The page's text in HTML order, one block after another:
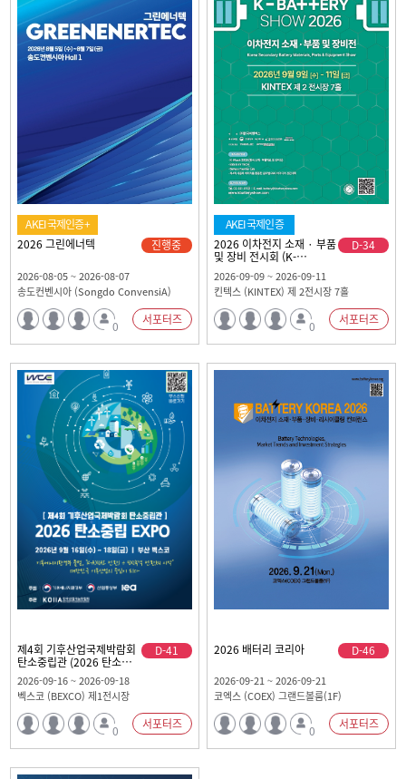
AKEI국제인증+
2026 그린에너텍
진행중
2026-08-05 ~ 2026-08-07
송도컨벤시아 (Songdo ConvensiA)
0 서포터즈
AKEI국제인증
2026 이차전지 소재 · 부품
및 장비 전시회 (K-
BATTERY SHOW 2026)
D-34
2026-09-09 ~ 2026-09-11
킨텍스 (KINTEX) 제 2전시장 7홀
0 서포터즈
제4회 기후산업국제박람회
탄소중립관 (2026 탄소중립
EXPO)
D-41
2026-09-16 ~ 2026-09-18
벡스코 (BEXCO) 제1전시장
0 서포터즈
2026 배터리 코리아 D-46
2026-09-21 ~ 2026-09-21
코엑스 (COEX) 그랜드볼룸(1F)
0 서포터즈